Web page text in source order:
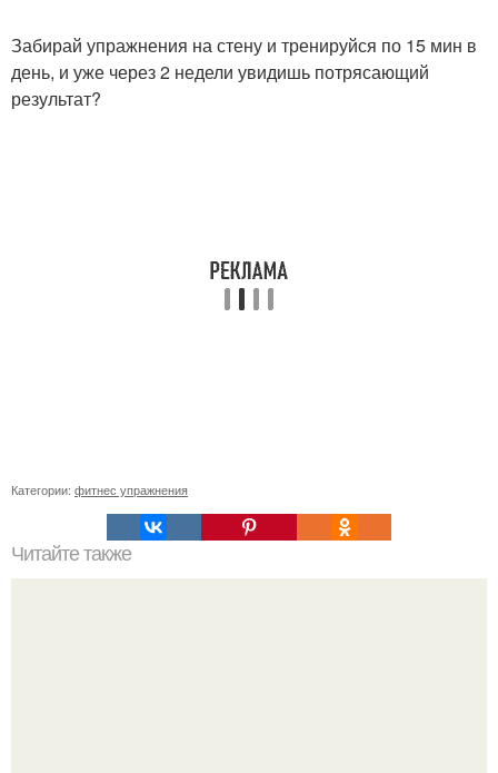
Забирай упражнения на стену и тренируйся по 15 мин в
день, и уже через 2 недели увидишь потрясающий
результат?
Категории: фитнес упражнения
Читайте также